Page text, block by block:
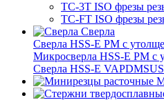
TC-3T ISO фрезы
TC-FT ISO фрезы
Сверла
Cверла HSS-E PM c
Микросверла HSS-E PM c
Сверла HSS-E VAPDMSUS